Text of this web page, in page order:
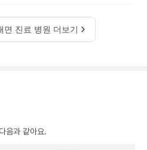
면 진료 병원 더보기
음과 같아요.